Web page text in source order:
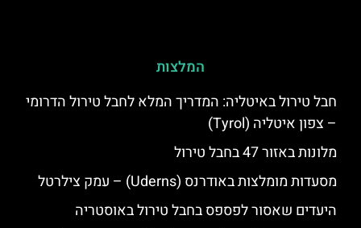
המלצות
חבל טירול באיטליה: המדריך המלא לחבל טירול הדרומי
– צפון איטליה (Tyrol)
מלונות באזור 47 בחבל טירול
מסעדות מומלצות באודרנס (Uderns) – עמק צילרטל
היעדים שאסור לפספס בחבל טירול באוסטריה